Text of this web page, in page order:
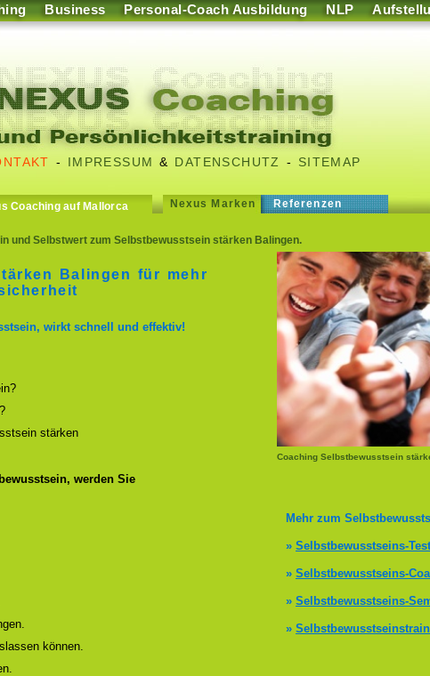
Business Personal-Coach Ausbildung NLP
- IMPRESSUM & DATENSCHUTZ - SITEMAP
Coaching auf Mallorca Nexus Marken Referenzen
und Selbstwert zum Selbstbewusstsein stärken Balingen.
Coaching Selbstbewusstsein
Balingen für mehr
wirkt schnell und effektiv!
stärken
werden Sie
Mehr zum
» Selbstbewusstseins-Test
» Selbstbewusstseins-
» Selbstbewusstseins-
»
können.